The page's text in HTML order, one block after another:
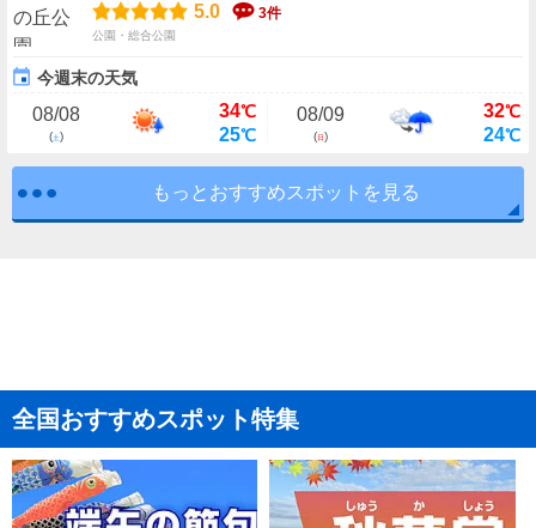
5.0
3件
公園・総合公園
今週末の天気
08/08
(土)
34℃
25℃
08/09
(日)
32℃
24℃
もっとおすすめスポットを見る
全国おすすめスポット特集